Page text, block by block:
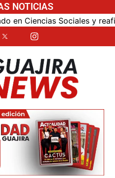
NOTICIAS
Sociales y reafirmó